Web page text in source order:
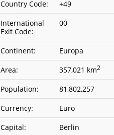
Country Code:
+49
International
Exit Code:
00
Continent:
Europa
Area:
357,021 km2
Population:
81,802,257
Currency:
Euro
Capital:
Berlin